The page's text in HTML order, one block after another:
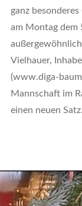
ganz
am Montag dem
Vielhauer,
(www.diga-
Mannschaft im
einen neuen